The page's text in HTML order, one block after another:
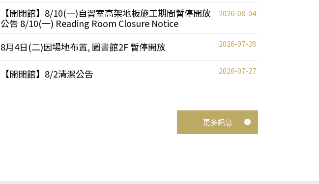
【開閉館】8/10(一)自習室高架地板施工期間暫停開放
公告 8/10(一) Reading Room Closure Notice
2026-08-04
8月4日(二)因場地布置, 圖書館2F 暫停開放 2026-07-28
【開閉館】8/2清潔公告 2026-07-27
更多訊息